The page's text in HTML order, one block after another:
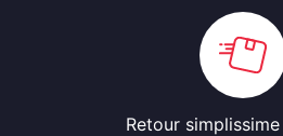
Retour simplissime